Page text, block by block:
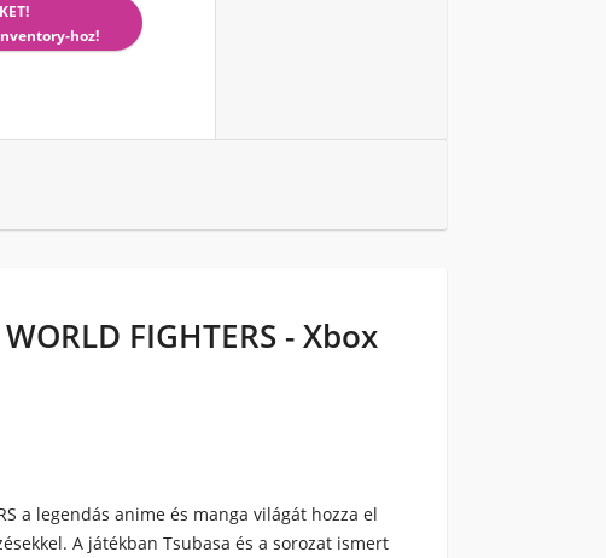
hoz!
FIGHTERS - Xbox
a legendás anime és manga világát hozza el
A játékban Tsubasa és a sorozat ismert